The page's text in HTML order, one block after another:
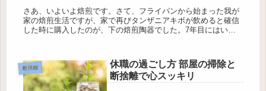
さあ、いよいよ焙煎です。さて、フライパンから始まった我が
家の焙煎生活ですが、家で再びタンザニアキボが飲めると確信
した時に購入したのが、下の焙煎陶器でした。7年目にはいり
断捨離
休職の過ごし方 部屋の掃除と
断捨離で心スッキリ